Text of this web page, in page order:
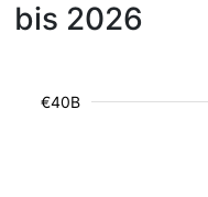
bis 2026
€40B